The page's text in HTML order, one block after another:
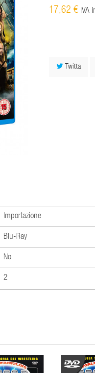
17,62 € IVA
Twitta
Importazione
Blu-Ray
No
2